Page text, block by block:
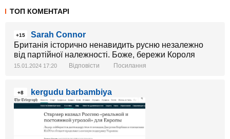
ТОП КОМЕНТАРІ
+15
Sarah Connor
Британія історично ненавидить русню незалежно
від партійної належності. Боже, бережи Короля
15.01.2024 17:20 Відповісти Посилання
+8 kergudu barbambiya